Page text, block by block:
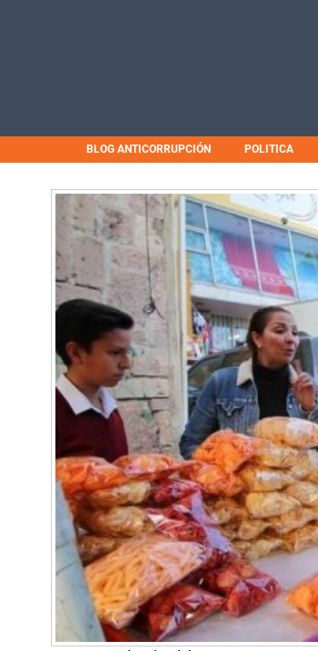
BLOG ANTICORRUPCIÓN POLITICA